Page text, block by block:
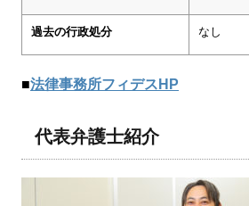
過去の行政処分 なし
■法律事務所フィデスHP
代表弁護士紹介